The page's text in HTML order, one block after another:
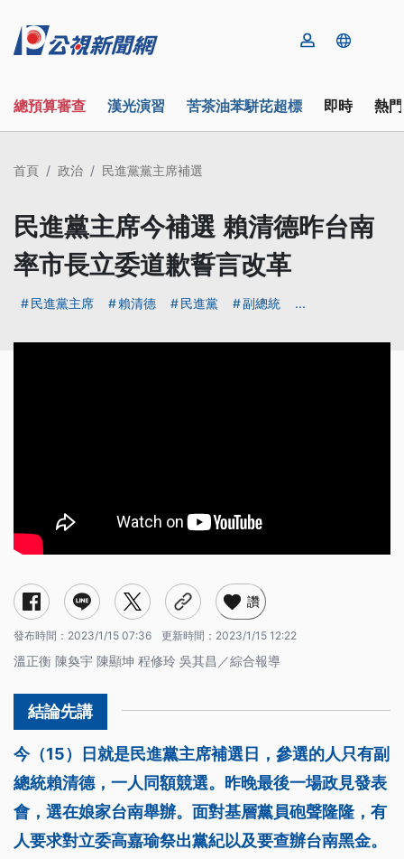
總預算審查 漢光演習 苦茶油苯駢芘超標 即時 熱
首頁 政治 民進黨黨主席補選
民進黨主席今補選 賴清德昨台南
率市長立委道歉誓言改革
民進黨主席 賴清德 民進黨 副總統 ...
讚
發布時間： 2023/1/15 07:36 更新時間： 2023/1/15 12:22
溫正衡 陳奐宇 陳顯坤 程修玲 吳其昌／綜合報導
今（15）日就是民進黨主席補選日，參選的人只有副
總統賴清德，一人同額競選。昨晚最後一場政見發表
會，選在娘家台南舉辦。面對基層黨員砲聲隆隆，有
人要求對立委高嘉瑜祭出黨紀以及要查辦台南黑金。